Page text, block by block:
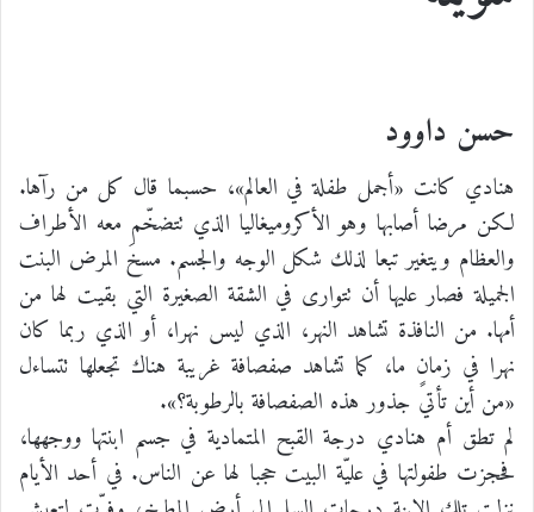
حسن داوود
هنادي كانت «أجمل طفلة في العالم»، حسبما قال كل من رآها.
لكن مرضا أصابها وهو الأكروميغاليا الذي تتضخّم معه الأطراف
والعظام ويتغير تبعا لذلك شكل الوجه والجسم. مسخَ المرض البنت
الجميلة فصار عليها أن تتوارى في الشقة الصغيرة التي بقيت لها من
أمها. من النافذة تشاهد النهر، الذي ليس نهرا، أو الذي ربما كان
نهرا في زمانٍ ما، كما تشاهد صفصافة غريبة هناك تجعلها تتساءل
«من أين تأتي جذور هذه الصفصافة بالرطوبة؟».
لم تطق أم هنادي درجة القبح المتمادية في جسم ابنتها ووجهها،
فحجزت طفولتها في عليّة البيت حجبا لها عن الناس. في أحد الأيام